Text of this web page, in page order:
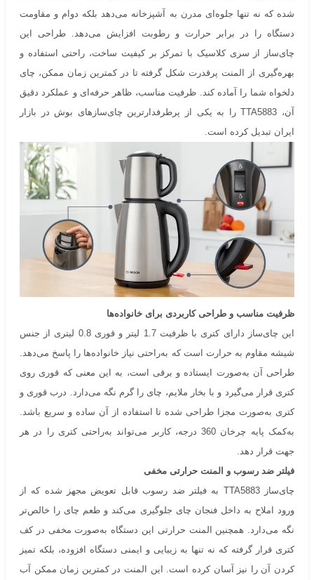
شده که نه تنها جلوه‌ای مدرن به آشپزخانه می‌دهد بلکه دوام و مقاومت
دستگاه را در برابر حرارت و رطوبت افزایش می‌دهد. طراحی این
چای‌ساز از سری کلاسیک با تمرکز بر کیفیت ساخت، راحتی استفاده و
بهره‌گیری از المنت پرقدرت شکل گرفته تا در کمترین زمان ممکن، چای
دلخواه شما را آماده کند. ظرفیت مناسب، ظاهر حرفه‌ای و عملکرد دقیق
آن، TTA5883 را به یکی از پرطرفدارترین چای‌سازهای بوش در بازار
ایران تبدیل کرده است.
ظرفیت مناسب و طراحی کاربردی برای خانواده‌ها
این چای‌ساز دارای کتری با ظرفیت 1.7 لیتر و قوری 0.8 لیتری از جنس
شیشه مقاوم به حرارت است که به‌راحتی نیاز خانواده‌ها را پاسخ می‌دهد.
طراحی آن به‌صورت ایستاده و برقی است، به این معنی که قوری روی
کتری قرار می‌گیرد و با بخار ملایم، چای را گرم نگه می‌دارد. درب قوری و
کتری به‌صورت مجزا طراحی شده تا استفاده از آن ساده و سریع باشد.
به‌کمک پایه چرخان 360 درجه، کاربر می‌تواند به‌راحتی کتری را در هر
جهت قرار دهد.
فیلتر ضد رسوب و المنت حرارتی مخفی
چای‌ساز TTA5883 به فیلتر ضد رسوب قابل تعویض مجهز شده که از
ورود املاح به داخل فنجان چای جلوگیری می‌کند و طعم چای را خالص‌تر
نگه می‌دارد. همچنین المنت حرارتی این دستگاه به‌صورت مخفی در کف
کتری قرار گرفته که نه تنها به زیبایی و ایمنی دستگاه افزوده، بلکه تمیز
کردن آن را نیز آسان کرده است. این المنت در کمترین زمان ممکن آب